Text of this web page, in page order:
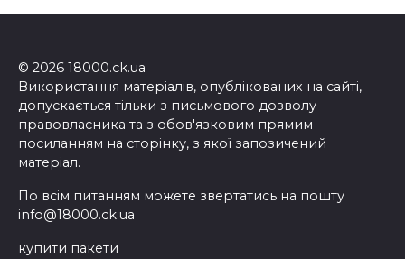
© 2026 18000.ck.ua
Використання матеріалів, опублікованих на сайті,
допускається тільки з письмового дозволу
правовласника та з обов'язковим прямим
посиланням на сторінку, з якої запозичений
матеріал.
По всім питанням можете звертатись на пошту
info@18000.ck.ua
купити пакети